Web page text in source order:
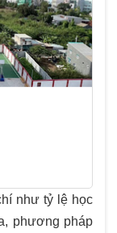
như tỷ lệ học
phương pháp